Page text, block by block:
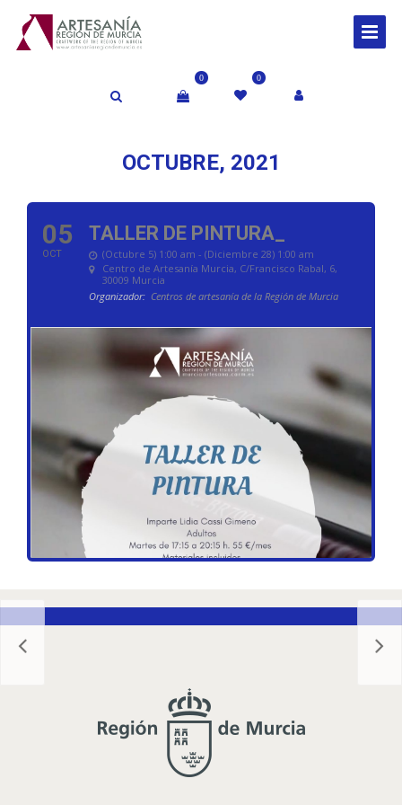
0 0
OCTUBRE, 2021
05
OCT
TALLER DE PINTURA_
(Octubre 5) 1:00 am - (Diciembre 28) 1:00 am
Centro de Artesanía Murcia, C/Francisco Rabal, 6,
30009 Murcia
Organizador: Centros de artesanía de la Región de Murcia
DETALLES DEL EVENTO
Los martes se impartirá el taller de pintura impartido por
la pintora Lidia Cassi Gimeno, dirigido a adultos y en
horario de 17:15 a 20:15 h. En concreto se celebrará los
días 5, 19 y 26 de octubre – 2, 9, 16, 23 y 30 de noviembre
– 7, 14, 21 y 28 de diciembre.